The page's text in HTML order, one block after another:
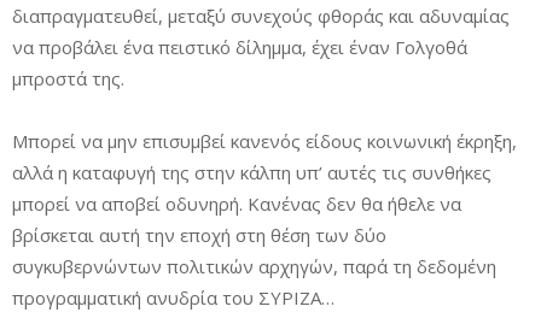
διαπραγματευθεί, μεταξύ συνεχούς φθοράς και αδυναμίας
να προβάλει ένα πειστικό δίλημμα, έχει έναν Γολγοθά
μπροστά της.
Μπορεί να μην επισυμβεί κανενός είδους κοινωνική έκρηξη,
αλλά η καταφυγή της στην κάλπη υπ’ αυτές τις συνθήκες
μπορεί να αποβεί οδυνηρή. Κανένας δεν θα ήθελε να
βρίσκεται αυτή την εποχή στη θέση των δύο
συγκυβερνώντων πολιτικών αρχηγών, παρά τη δεδομένη
προγραμματική ανυδρία του ΣΥΡΙΖΑ…